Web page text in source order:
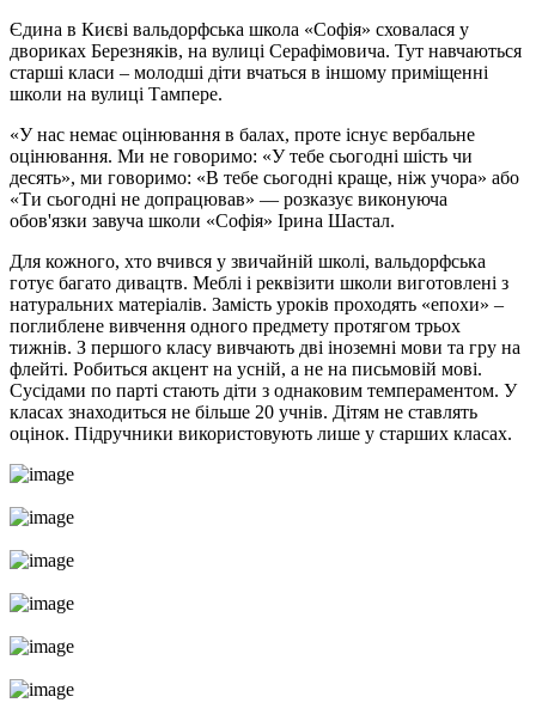
Єдина в Києві вальдорфська школа «Софія» сховалася у
двориках Березняків, на вулиці Серафімовича. Тут навчаються
старші класи – молодші діти вчаться в іншому приміщенні
школи на вулиці Тампере.
«У нас немає оцінювання в балах, проте існує вербальне
оцінювання. Ми не говоримо: «У тебе сьогодні шість чи
десять», ми говоримо: «В тебе сьогодні краще, ніж учора» або
«Ти сьогодні не допрацював» — розказує виконуюча
обов'язки завуча школи «Софія» Ірина Шастал.
Для кожного, хто вчився у звичайній школі, вальдорфська
готує багато дивацтв. Меблі і реквізити школи виготовлені з
натуральних матеріалів. Замість уроків проходять «епохи» –
поглиблене вивчення одного предмету протягом трьох
тижнів. З першого класу вивчають дві іноземні мови та гру на
флейті. Робиться акцент на усній, а не на письмовій мові.
Сусідами по парті стають діти з однаковим темпераментом. У
класах знаходиться не більше 20 учнів. Дітям не ставлять
оцінок. Підручники використовують лише у старших класах.